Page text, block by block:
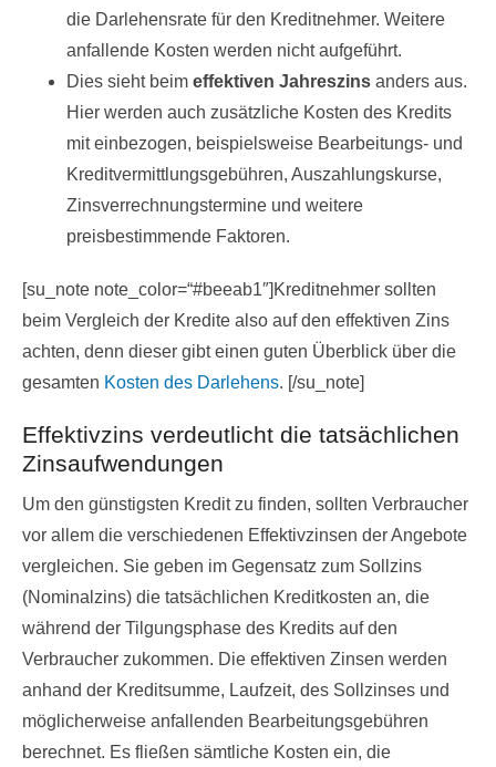
die Darlehensrate für den Kreditnehmer. Weitere
anfallende Kosten werden nicht aufgeführt.
Dies sieht beim effektiven Jahreszins anders aus.
Hier werden auch zusätzliche Kosten des Kredits
mit einbezogen, beispielsweise Bearbeitungs- und
Kreditvermittlungsgebühren, Auszahlungskurse,
Zinsverrechnungstermine und weitere
preisbestimmende Faktoren.
[su_note note_color=“#beeab1″]Kreditnehmer sollten
beim Vergleich der Kredite also auf den effektiven Zins
achten, denn dieser gibt einen guten Überblick über die
gesamten Kosten des Darlehens. [/su_note]
Effektivzins verdeutlicht die tatsächlichen
Zinsaufwendungen
Um den günstigsten Kredit zu finden, sollten Verbraucher
vor allem die verschiedenen Effektivzinsen der Angebote
vergleichen. Sie geben im Gegensatz zum Sollzins
(Nominalzins) die tatsächlichen Kreditkosten an, die
während der Tilgungsphase des Kredits auf den
Verbraucher zukommen. Die effektiven Zinsen werden
anhand der Kreditsumme, Laufzeit, des Sollzinses und
möglicherweise anfallenden Bearbeitungsgebühren
berechnet. Es fließen sämtliche Kosten ein, die